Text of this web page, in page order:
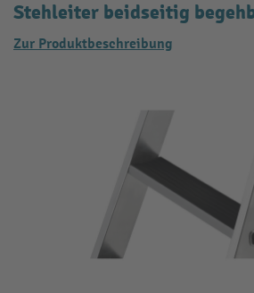
Stehleiter beidseitig
Zur Produktbeschreibung